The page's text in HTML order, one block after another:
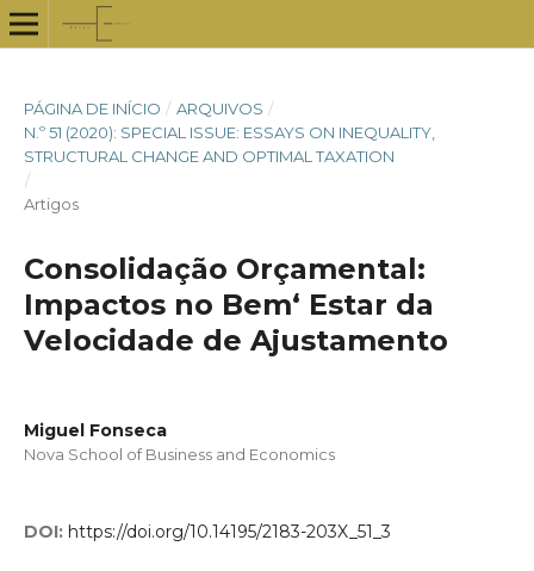
PÁGINA DE INÍCIO / ARQUIVOS /
N.º 51 (2020): SPECIAL ISSUE: ESSAYS ON INEQUALITY,
STRUCTURAL CHANGE AND OPTIMAL TAXATION
/
Artigos
Consolidação Orçamental:
Impactos no Bem‘ Estar da
Velocidade de Ajustamento
Miguel Fonseca
Nova School of Business and Economics
DOI: https://doi.org/10.14195/2183-203X_51_3